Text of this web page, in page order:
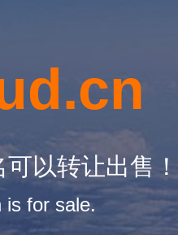
以转让出售！
is for sale.